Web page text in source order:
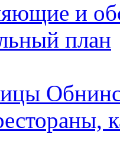
и
план